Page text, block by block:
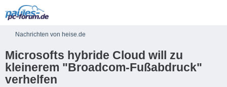
Nachrichten von heise.de
Microsofts hybride Cloud will zu
kleinerem "Broadcom-Fußabdruck"
verhelfen